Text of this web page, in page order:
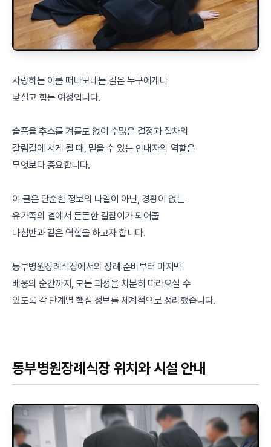
사랑하는 이를 떠나보내는 길은 누구에게나
낯설고 힘든 여정입니다.
슬픔을 추스를 겨를도 없이 수많은 결정과 절차의
갈림길에 서게 될 때, 믿을 수 있는 안내자의 역할은
무엇보다 중요합니다.
이 글은 단순한 정보의 나열이 아닌, 경황이 없는
유가족의 곁에서 든든한 길잡이가 되어줄
나침반과 같은 역할을 하고자 합니다.
동부병원장례식장에서의 장례 준비부터 마지막
배웅의 순간까지, 모든 과정을 차분히 따라오실 수
있도록 각 단계별 핵심 정보를 체계적으로 정리했습니다.
동부병원장례식장 위치와 시설 안내